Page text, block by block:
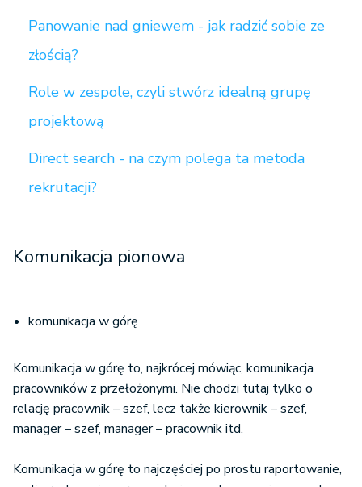
Panowanie nad gniewem - jak radzić sobie ze
złością?
Role w zespole, czyli stwórz idealną grupę
projektową
Direct search - na czym polega ta metoda
rekrutacji?
Komunikacja pionowa
komunikacja w górę
Komunikacja w górę to, najkrócej mówiąc, komunikacja
pracowników z przełożonymi. Nie chodzi tutaj tylko o
relację pracownik – szef, lecz także kierownik – szef,
manager – szef, manager – pracownik itd.
Komunikacja w górę to najczęściej po prostu raportowanie,